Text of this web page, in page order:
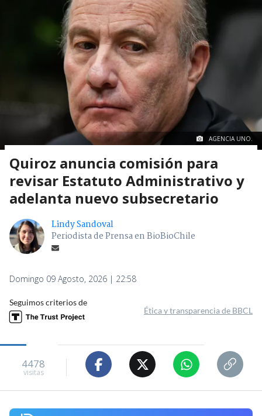
AGENCIA UNO.
Quiroz anuncia comisión para
revisar Estatuto Administrativo y
adelanta nuevo subsecretario
Lindy Sandoval
Periodista de Prensa en BioBioChile
Domingo 09 Agosto, 2026 | 22:58
Seguimos criterios de
Ética y transparencia de BBCL
4478
visitas